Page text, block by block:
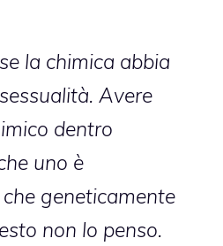
la chimica abbia
Avere
dentro
uno è
geneticamente
non lo penso.